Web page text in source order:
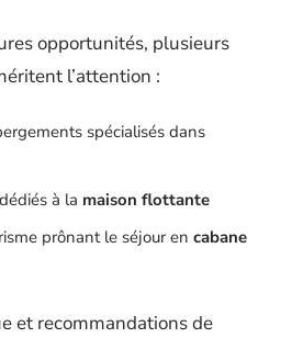
opportunités, plusieurs
l’attention :
spécialisés dans
à la maison flottante
prônant le séjour en cabane
et recommandations de